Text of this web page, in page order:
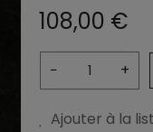
108,00 €
− +
Ajouter à la